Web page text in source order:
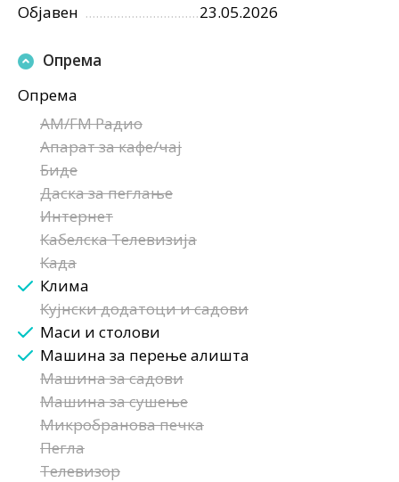
Објавен
23.05.2026
Опрема
Опрема
AM/FM Радио
Апарат за кафе/чај
Биде
Даска за пеглање
Интернет
Кабелска Телевизија
Када
Клима
Кујнски додатоци и садови
Маси и столови
Машина за перење алишта
Машина за садови
Машина за сушење
Микробранова печка
Пегла
Телевизор